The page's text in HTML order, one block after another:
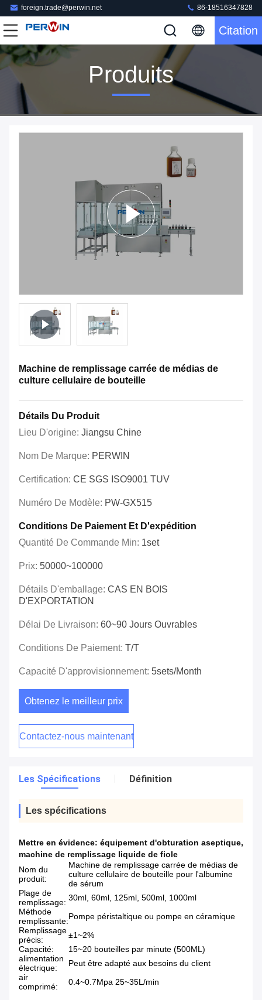
foreign.trade@perwin.net 86-18516347828
Citation
Produits
Machine de remplissage carrée de médias de
culture cellulaire de bouteille
Détails Du Produit
Lieu D'origine: Jiangsu Chine
Nom De Marque: PERWIN
Certification: CE SGS ISO9001 TUV
Numéro De Modèle: PW-GX515
Conditions De Paiement Et D'expédition
Quantité De Commande Min: 1set
Prix: 50000~100000
Détails D'emballage: CAS EN BOIS
D'EXPORTATION
Délai De Livraison: 60~90 Jours Ouvrables
Conditions De Paiement: T/T
Capacité D'approvisionnement: 5sets/month
Obtenez le meilleur prix
Contactez-nous maintenant
Les Spécifications Définition
Les spécifications
Mettre en évidence: équipement d'obturation aseptique,
machine de remplissage liquide de fiole
Nom du
produit:
Machine de remplissage carrée de médias de
culture cellulaire de bouteille pour l'albumine
de sérum
Plage de
remplissage: 30ml, 60ml, 125ml, 500ml, 1000ml
Méthode
remplissante:Pompe péristaltique ou pompe en céramique
Remplissage
précis:
±1~2%
Capacité:
15~20 bouteilles par minute (500ML)
alimentation
électrique:
Peut être adapté aux besoins du client
air
comprimé:
0.4~0.7Mpa 25~35L/min